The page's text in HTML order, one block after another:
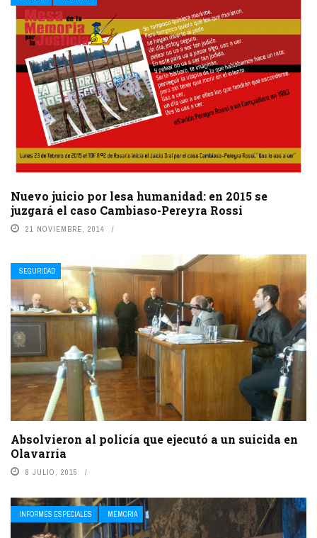
Nuevo juicio por lesa humanidad: en 2015 se
juzgará el caso Cambiaso-Pereyra Rossi
21 NOVIEMBRE, 2014
SEGURIDAD
Absolvieron al policía que ejecutó a un suicida en
Olavarría
8 JULIO, 2015
INFORMES ESPECIALES MEMORIA